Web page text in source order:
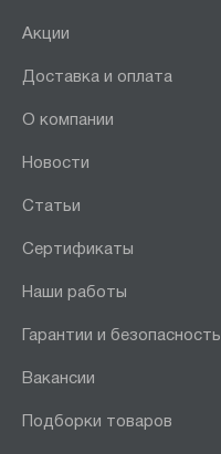
Акции
Доставка и оплата
О компании
Новости
Статьи
Сертификаты
Наши работы
Гарантии и безопасность
Вакансии
Подборки товаров